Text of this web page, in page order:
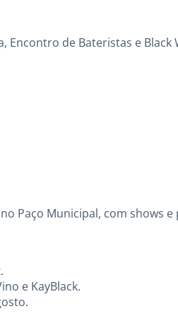
Encontro de Bateristas e Black
Paço Municipal, com shows
e KayBlack.